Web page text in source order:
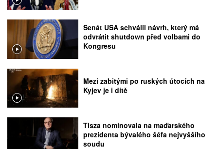
Senát USA schválil návrh, který má
odvrátit shutdown před volbami do
Kongresu
Mezi zabitými po ruských útocích na
Kyjev je i dítě
Tisza nominovala na maďarského
prezidenta bývalého šéfa nejvyššího
soudu